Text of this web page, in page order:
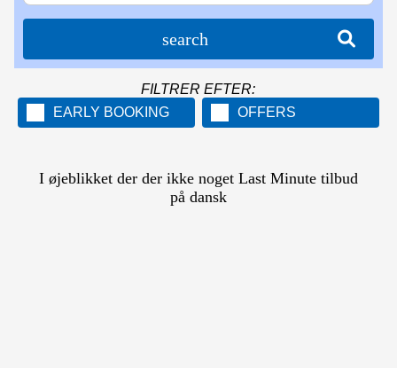
search
FILTRER EFTER:
EARLY BOOKING
OFFERS
I øjeblikket der der ikke noget Last Minute tilbud
på dansk